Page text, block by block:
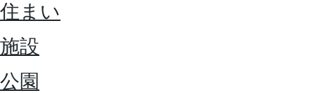
住まい
施設
公園